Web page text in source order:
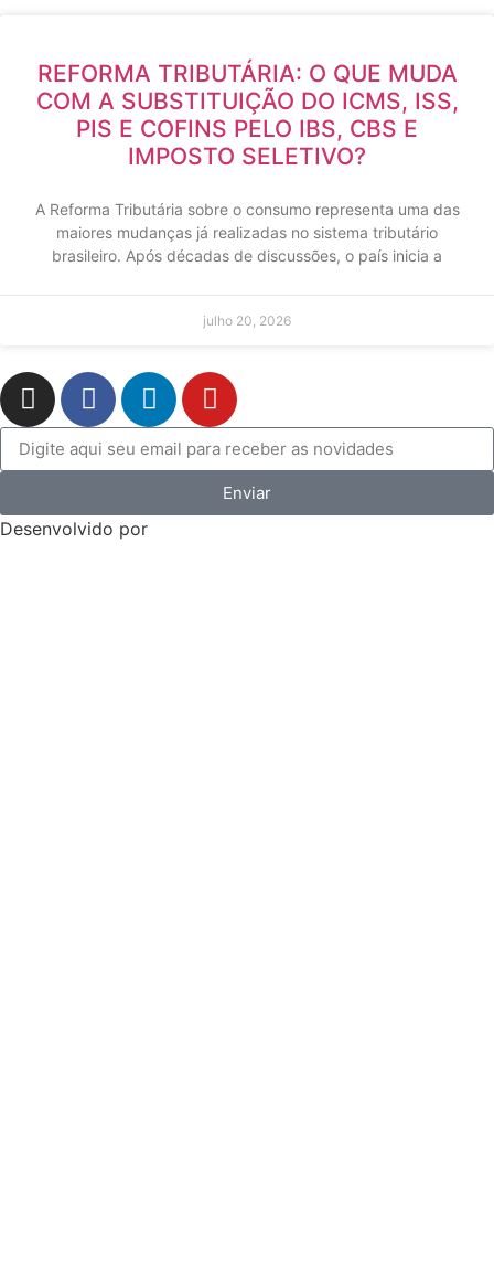
REFORMA TRIBUTÁRIA: O QUE MUDA
COM A SUBSTITUIÇÃO DO ICMS, ISS,
PIS E COFINS PELO IBS, CBS E
IMPOSTO SELETIVO?
A Reforma Tributária sobre o consumo representa uma das
maiores mudanças já realizadas no sistema tributário
brasileiro. Após décadas de discussões, o país inicia a
julho 20, 2026
Enviar
Desenvolvido por